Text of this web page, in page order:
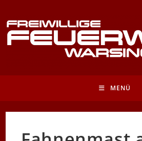
Inhalt
springen
MENÜ